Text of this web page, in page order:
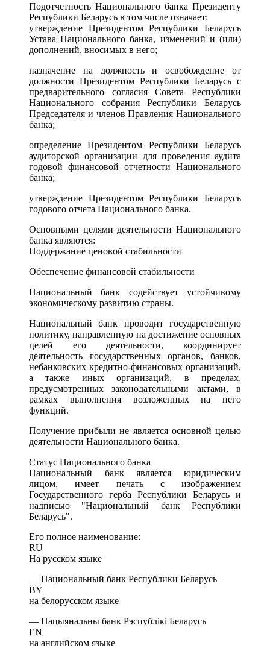
Подотчетность Национального банка Президенту
Республики Беларусь в том числе означает:
утверждение Президентом Республики Беларусь
Устава Национального банка, изменений и (или)
дополнений, вносимых в него;
назначение на должность и освобождение от
должности Президентом Республики Беларусь с
предварительного согласия Совета Республики
Национального собрания Республики Беларусь
Председателя и членов Правления Национального
банка;
определение Президентом Республики Беларусь
аудиторской организации для проведения аудита
годовой финансовой отчетности Национального
банка;
утверждение Президентом Республики Беларусь
годового отчета Национального банка.
Основными целями деятельности Национального
банка являются:
Поддержание ценовой стабильности
Обеспечение финансовой стабильности
Национальный банк содействует устойчивому
экономическому развитию страны.
Национальный банк проводит государственную
политику, направленную на достижение основных
целей его деятельности, координирует
деятельность государственных органов, банков,
небанковских кредитно-финансовых организаций,
а также иных организаций, в пределах,
предусмотренных законодательными актами, в
рамках выполнения возложенных на него
функций.
Получение прибыли не является основной целью
деятельности Национального банка.
Статус Национального банка
Национальный банк является юридическим
лицом, имеет печать с изображением
Государственного герба Республики Беларусь и
надписью "Национальный банк Республики
Беларусь".
Его полное наименование:
RU
На русском языке
— Национальный банк Республики Беларусь
BY
на белорусском языке
— Нацыянальны банк Рэспублiкi Беларусь
EN
на английском языке